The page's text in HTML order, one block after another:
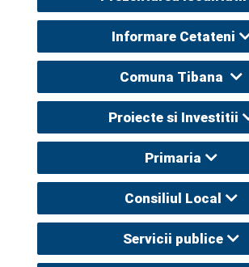
Informare Cetateni
Comuna Tibana
Proiecte si Investitii
Primaria
Consiliul Local
Servicii publice